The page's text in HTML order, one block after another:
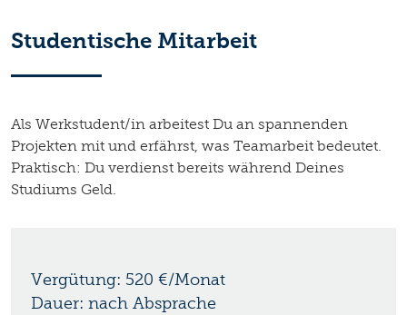
Studentische Mitarbeit
Als Werkstudent/in arbeitest Du an spannenden
Projekten mit und erfährst, was Teamarbeit bedeutet.
Praktisch: Du verdienst bereits während Deines
Studiums Geld.
Vergütung: 520 €/Monat
Dauer: nach Absprache